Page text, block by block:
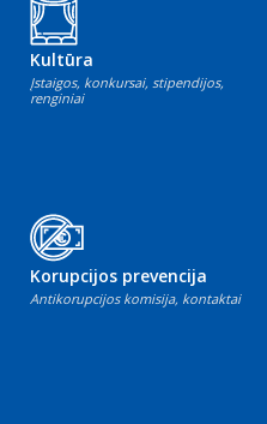
Kultūra
Įstaigos, konkursai, stipendijos,
renginiai
Korupcijos prevencija
Antikorupcijos komisija, kontaktai